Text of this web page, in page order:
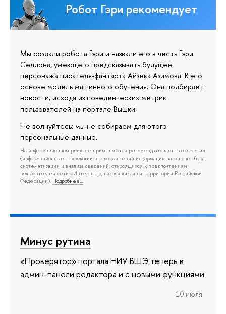
Робот Гэри рекомендует
Мы создали робота Гэри и назвали его в честь Гэри
Селдона, умеющего предсказывать будущее
персонажа писателя-фантаста Айзека Азимова. В его
основе модель машинного обучения. Она подбирает
новости, исходя из поведенческих метрик
пользователей на портале Вышки.
Не волнуйтесь: мы не собираем для этого
персональные данные.
На информационном ресурсе применяются рекомендательные технологии
(информационные технологии предоставления информации на основе сбора,
систематизации и анализа сведений, относящихся к предпочтениям
пользователей сети «Интернет», находящихся на территории Российской
Федерации). Подробнее…
Минус рутина
«Проверятор» портала НИУ ВШЭ теперь в
админ-панели редактора и с новыми функциями
10 июля